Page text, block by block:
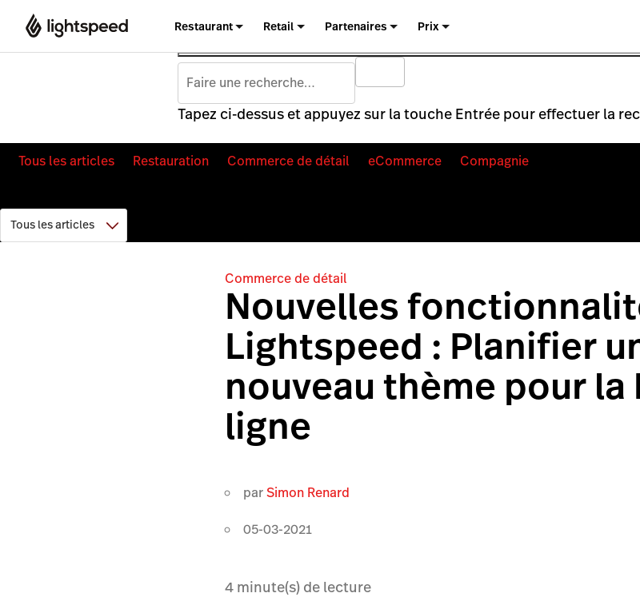
Restaurant Retail Partenaires Prix
Tapez ci-dessus et appuyez sur la touche Entrée pour effectuer la
Tous les articles Restauration Commerce de détail eCommerce Compagnie
Commerce de détail
Nouvelles
Lightspeed : Planifier
nouveau thème pour
ligne
parSimon Renard
05-03-2021
4 minute(s) de lecture